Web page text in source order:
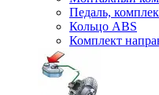
Педаль,
Кольцо ABS
Комплект